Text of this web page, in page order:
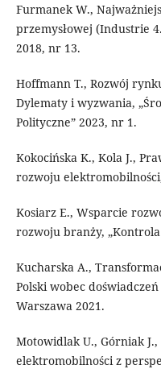
Furmanek W.,
przemysłowej (Industrie
2018, nr 13.
Hoffmann T., Rozwój
Dylematy i wyzwania,
Polityczne” 2023, nr 1.
Kokocińska K., Kola J.,
rozwoju
Kosiarz E., Wsparcie
rozwoju branży,
Kucharska A.,
Polski wobec
Warszawa 2021.
Motowidlak U., Górniak
elektromobilności z